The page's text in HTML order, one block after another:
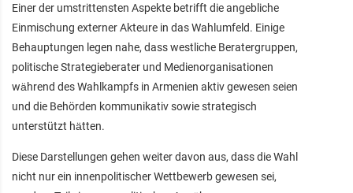
Einer der umstrittensten Aspekte betrifft die angebliche
Einmischung externer Akteure in das Wahlumfeld. Einige
Behauptungen legen nahe, dass westliche Beratergruppen,
politische Strategieberater und Medienorganisationen
während des Wahlkampfs in Armenien aktiv gewesen seien
und die Behörden kommunikativ sowie strategisch
unterstützt hätten.
Diese Darstellungen gehen weiter davon aus, dass die Wahl
nicht nur ein innenpolitischer Wettbewerb gewesen sei,